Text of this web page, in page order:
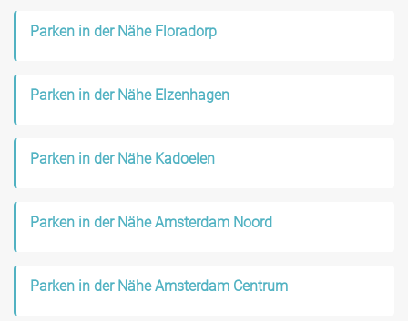
Parken in der Nähe Floradorp
Parken in der Nähe Elzenhagen
Parken in der Nähe Kadoelen
Parken in der Nähe Amsterdam Noord
Parken in der Nähe Amsterdam Centrum